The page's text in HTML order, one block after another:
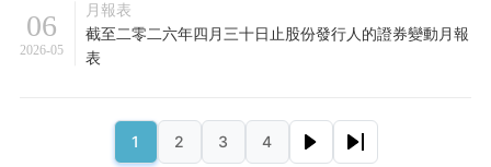
06
2026-05
月報表
截至二零二六年四月三十日止股份發行人的證券變動月報
表
頁面
1 頁面
2 頁面
3 頁面
4下一頁Last page